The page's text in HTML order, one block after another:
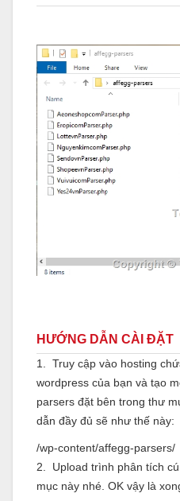
HƯỚNG DẪN CÀI ĐẶT
1. Truy cập vào hosting
wordpress của bạn và tạo
parsers đặt bên trong thư
dẫn đầy đủ sẽ như thế này:
/wp-content/affegg-parsers/
2. Upload trình phân tích
mục này nhé. OK vậy là